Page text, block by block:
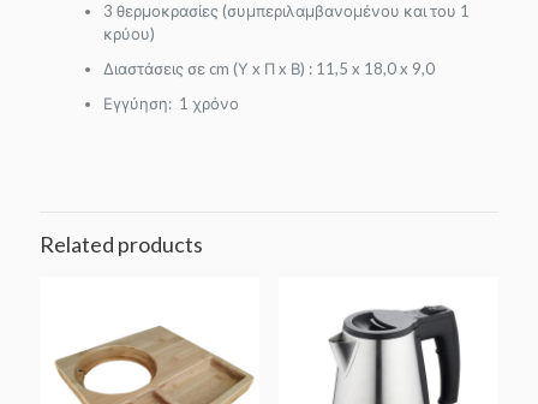
3 θερμοκρασίες (συμπεριλαμβανομένου και του 1
κρύου)
Διαστάσεις σε cm (Υ x Π x Β) : 11,5 x 18,0 x 9,0
Εγγύηση: 1 χρόνο
Related products